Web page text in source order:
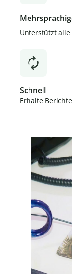
Unterstützt
Schnell
Erhalte